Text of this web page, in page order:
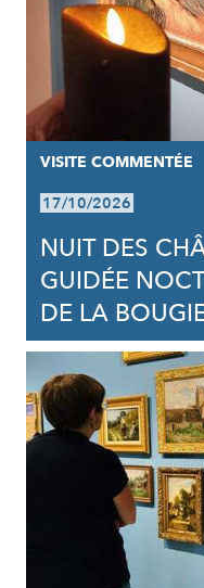
VISITE COMMENTÉE
17/10/2026
NUIT DES
GUIDÉE
DE LA